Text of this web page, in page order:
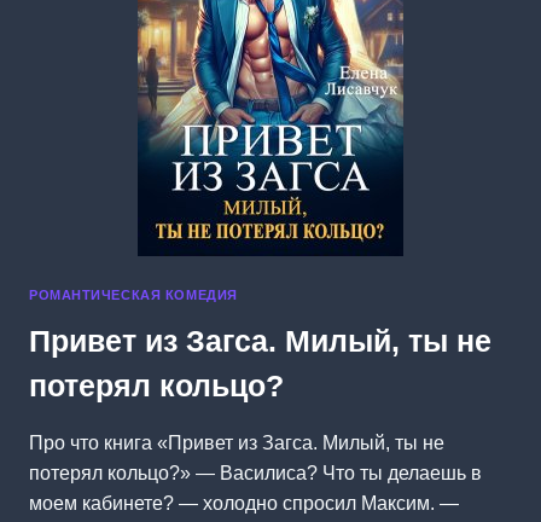
РОМАНТИЧЕСКАЯ КОМЕДИЯ
Привет из Загса. Милый, ты не
потерял кольцо?
Про что книга «Привет из Загса. Милый, ты не
потерял кольцо?» — Василиса? Что ты делаешь в
моем кабинете? — холодно спросил Максим. —